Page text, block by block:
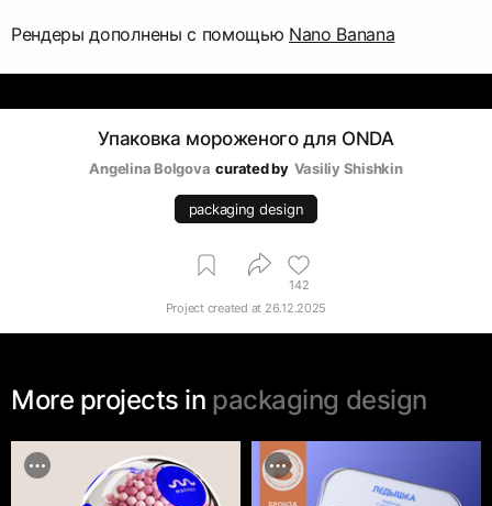
Рендеры дополнены с помощью Nano Banana
Упаковка мороженого для ONDA
Angelina Bolgova curated by Vasiliy Shishkin
packaging design
142
Project created at 26.12.2025
More projects in packaging design